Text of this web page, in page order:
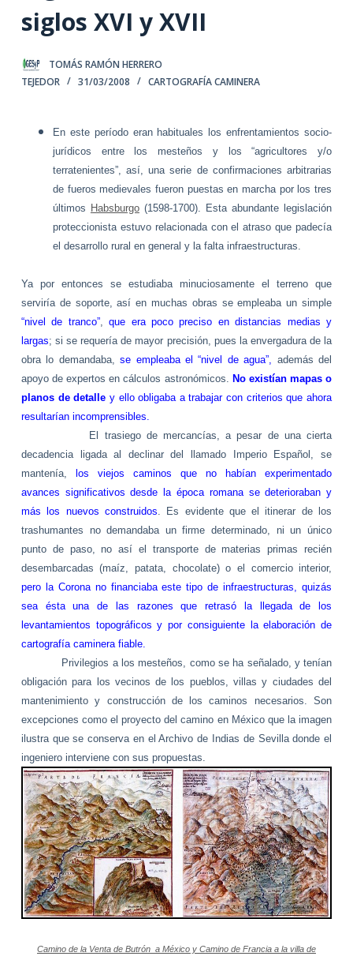
siglos XVI y XVII
TOMÁS RAMÓN HERRERO
TEJEDOR
31/03/2008 CARTOGRAFÍA CAMINERA
En este período eran habituales los enfrentamientos socio-
jurídicos entre los mesteños y los “agricultores y/o
terratenientes”, así, una serie de confirmaciones arbitrarias
de fueros medievales fueron puestas en marcha por los tres
últimos Habsburgo(1598-1700). Esta abundante legislación
proteccionista estuvo relacionada con el atraso que padecía
el desarrollo rural en general y la falta infraestructuras.
Ya por entonces se estudiaba minuciosamente el terreno que
serviría de soporte, así en muchas obras se empleaba un simple
“nivel de tranco”,que era poco preciso en distancias medias y
largas; si se requería de mayor precisión, pues la envergadura de la
obra lo demandaba,
se empleaba el “nivel de agua”,
además del
apoyo de expertos en cálculos astronómicos.
No existían mapas o
planos de detalle y ello obligaba a trabajar con criterios que ahora
resultarían incomprensibles.
El trasiego de mercancías, a pesar de una cierta
decadencia ligada al declinar del llamado Imperio Español, se
mantenía,
los viejos caminos que no habían experimentado
avances significativos desde la época romana se deterioraban y
más los nuevos construidos . Es evidente que el itinerar de los
trashumantes no demandaba un firme determinado, ni un único
punto de paso, no así el transporte de materias primas recién
desembarcadas (maíz, patata, chocolate) o el comercio interior,
pero la Coronano financiaba este tipo de infraestructuras, quizás
sea ésta una de las razones que retrasó la llegada de los
levantamientos topográficos y por consiguiente la elaboración de
cartografía caminera fiable.
Privilegios a los mesteños, como se ha señalado, y tenían
obligación para los vecinos de los pueblos, villas y ciudades del
mantenimiento y construcción de los caminos necesarios. Son
excepciones como el proyecto del camino en México que la imagen
ilustra que se conserva en el Archivo de Indias de Sevilla donde el
ingeniero interviene con sus propuestas.
Camino de la Ventade Butróna México y Camino de Francia a la villa de